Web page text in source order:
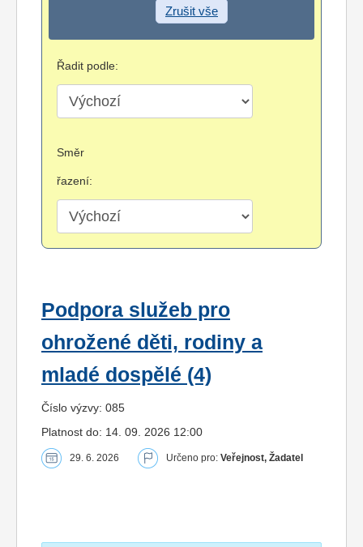
Zrušit vše
Řadit podle:
Směr
řazení:
Podpora služeb pro
ohrožené děti, rodiny a
mladé dospělé (4)
Číslo výzvy: 085
Platnost do: 14. 09. 2026 12:00
29. 6. 2026 Určeno pro: Veřejnost, Žadatel